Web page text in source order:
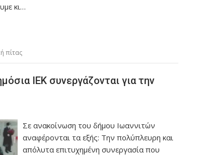
κι…
πίτας
ΙΕΚ συνεργάζονται για την
Σε ανακοίνωση του δήμου Ιωαννιτών
αναφέρονται τα εξής: Την πολύπλευρη και
απόλυτα επιτυχημένη συνεργασία που